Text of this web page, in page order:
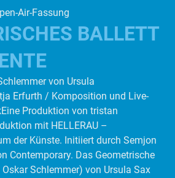
Air-Fassung
BALLETT
von Ursula
Erfurth / Komposition und Live-
Produktion von tristan
mit HELLERAU –
der Künste. Initiiert durch Semjon
Contemporary. Das Geometrische
Schlemmer) von Ursula Sax